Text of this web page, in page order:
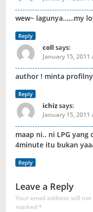
wew~ lagunya……my
Reply
coll says:
January 15, 2011
author ! minta
Reply
ichizsays:
January 15, 2011
maap ni.. ni LPG
4minute itu bukan
Reply
Leave a Reply
Your email address will not
marked*